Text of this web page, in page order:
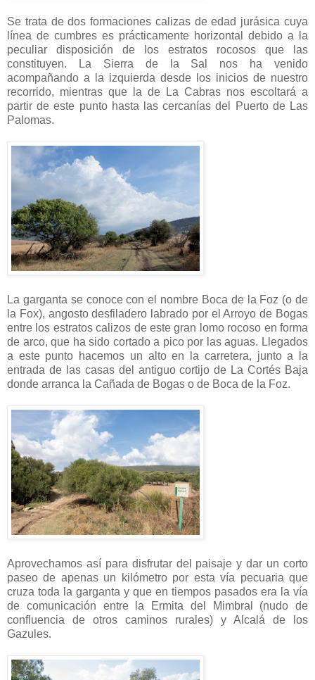
Se trata de dos formaciones calizas de edad jurásica cuya
línea de cumbres es prácticamente horizontal debido a la
peculiar disposición de los estratos rocosos que las
constituyen. La Sierra de la Sal nos ha venido
acompañando a la izquierda desde los inicios de nuestro
recorrido, mientras que la de La Cabras nos escoltará a
partir de este punto hasta las cercanías del Puerto de Las
Palomas.
La garganta se conoce con el nombre Boca de la Foz (o de
la Fox), angosto desfiladero labrado por el Arroyo de Bogas
entre los estratos calizos de este gran lomo rocoso en forma
de arco, que ha sido cortado a pico por las aguas. Llegados
a este punto hacemos un alto en la carretera, junto a la
entrada de las casas del antiguo cortijo de La Cortés Baja
donde arranca la Cañada de Bogas o de Boca de la Foz.
Aprovechamos así para disfrutar del paisaje y dar un corto
paseo de apenas un kilómetro por esta vía pecuaria que
cruza toda la garganta y que en tiempos pasados era la vía
de comunicación entre la Ermita del Mimbral (nudo de
confluencia de otros caminos rurales) y Alcalá de los
Gazules.